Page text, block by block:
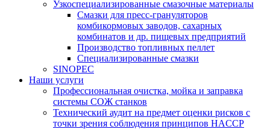
Узкоспециализированные смазочные материалы
Смазки для пресс-грануляторов
комбикормовых заводов, сахарных
комбинатов и др. пищевых предприятий
Производство топливных пеллет
Специализированные смазки
SINOPEC
Наши услуги
Профессиональная очистка, мойка и заправка
системы СОЖ станков
Технический аудит на предмет оценки рисков с
точки зрения соблюдения принципов HACCP